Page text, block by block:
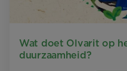
Wat doet Olvarit op
duurzaamheid?